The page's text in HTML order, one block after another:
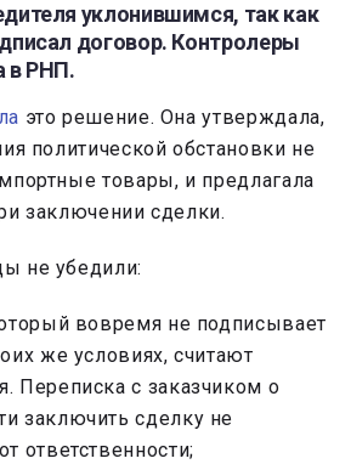
уклонившимся, так как
договор. Контролеры
в РНП.
это решение. Она утверждала,
политической обстановки не
товары, и предлагала
заключении сделки.
не убедили:
вовремя не подписывает
же условиях, считают
Переписка с заказчиком о
заключить сделку не
ответственности;